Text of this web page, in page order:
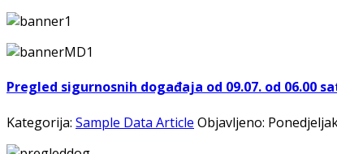
Pregled sigurnosnih događaja od 09.07. od 06.00
Kategorija: Sample Data Article Objavljeno: